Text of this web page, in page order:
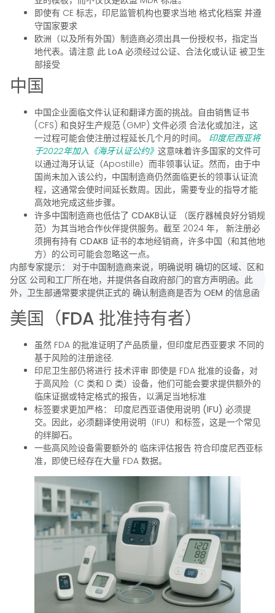
即使有 CE 标志，印尼监管机构也要求当地 格式化档案 并遵
守国家要求
欧洲（以及所有外国）制造商必须出具一份授权书，指定当
地代表。请注意 此 LoA 必须经过公证、合法化或认证 被卫生
部接受
中国
中国企业面临文件认证和翻译方面的挑战。自由销售证书
(CFS) 和良好生产规范 (GMP) 文件必须 合法化或加注，这
一过程可能会使注册过程延长几个月的时间。 印度尼西亚将
于2022年加入《海牙认证公约》 这意味着许多国家的文件可
以通过海牙认证（Apostille）而非领事认证。然而，由于中
国尚未加入该公约，中国制造商仍然面临更长的领事认证流
程，这通常会使时间延长数周。因此，需要专业的指导才能
高效地完成这些步骤。
许多中国制造商也低估了 CDAKB认证 （医疗器械良好分销规
范）为其当地合作伙伴提供服务。截至 2024 年， 新注册必
须拥有持有 CDAKB 证书的本地经销商，许多中国（和其他地
方）的公司可能会忽略这一点。
内部专家提示：
对于中国制造商来说，明确说明 确切的区域、区和
分区 公司和工厂所在地，并提供各自政府部门的官方声明函。此
外，卫生部通常要求提供正式的 确认制造商是否为 OEM 的信息函
美国（FDA 批准持有者）
虽然 FDA 的批准证明了产品质量，但印度尼西亚要求 不同的
基于风险的注册途径.
印尼卫生部仍将进行 技术评审 即使是 FDA 批准的设备，对
于高风险（C 类和 D 类）设备，他们可能会要求提供额外的
临床证据或特定格式的报告，以满足当地标准
标签要求更加严格： 印度尼西亚语使用说明 (IFU) 必须提
交。因此，必须翻译使用说明（IFU）和标签，这是一个常见
的绊脚石。
一些高风险设备需要额外的 临床评估报告 符合印度尼西亚标
准，即使已经存在大量 FDA 数据。